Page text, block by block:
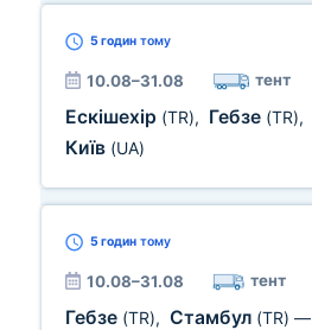
5 годин тому
10.08–31.08 тент
Ескішехір (TR), Гебзе (TR),
Київ (UA)
5 годин тому
10.08–31.08 тент
Гебзе (TR), Стамбул (TR) —